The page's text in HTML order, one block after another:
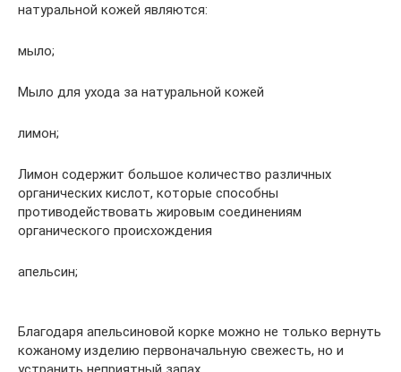
натуральной кожей являются:
мыло;
Мыло для ухода за натуральной кожей
лимон;
Лимон содержит большое количество различных
органических кислот, которые способны
противодействовать жировым соединениям
органического происхождения
апельсин;
Благодаря апельсиновой корке можно не только вернуть
кожаному изделию первоначальную свежесть, но и